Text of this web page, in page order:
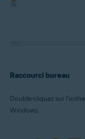
Raccourci bureau
Double-cliquez sur
Windows.